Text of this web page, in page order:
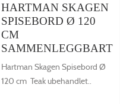
HARTMAN SKAGEN
SPISEBORD Ø 120
CM
SAMMENLEGGBART
Hartman Skagen Spisebord Ø
120 cm Teak ubehandlet..